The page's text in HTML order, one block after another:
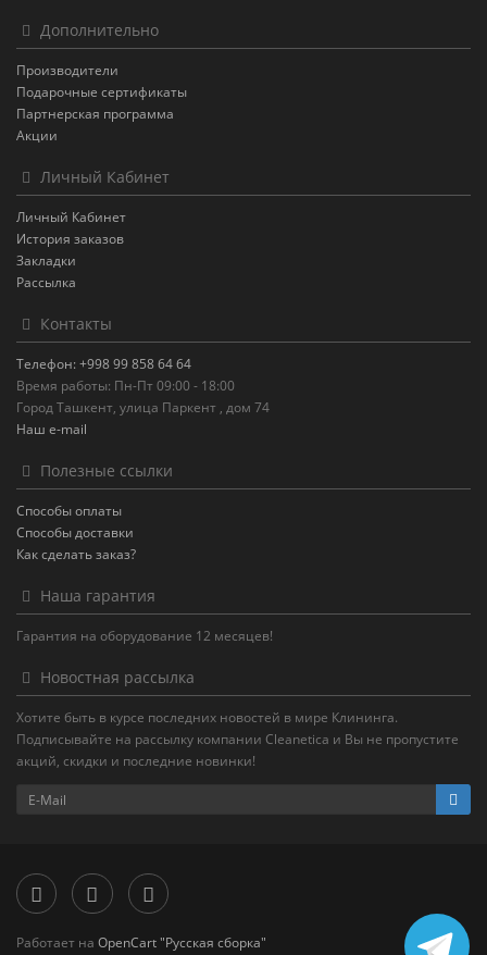
Дополнительно
Производители
Подарочные сертификаты
Партнерская программа
Акции
Личный Кабинет
Личный Кабинет
История заказов
Закладки
Рассылка
Контакты
Телефон: +998 99 858 64 64
Время работы: Пн-Пт 09:00 - 18:00
Город Ташкент, улица Паркент , дом 74
Наш e-mail
Полезные ссылки
Способы оплаты
Способы доставки
Как сделать заказ?
Наша гарантия
Гарантия на оборудование 12 месяцев!
Новостная рассылка
Хотите быть в курсе последних новостей в мире Клининга.
Подписывайте на рассылку компании Cleanetica и Вы не пропустите
акций, скидки и последние новинки!
Работает на OpenCart "Русская сборка"